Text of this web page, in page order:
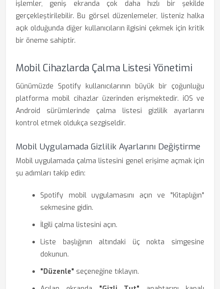
işlemler, geniş ekranda çok daha hızlı bir şekilde
gerçekleştirilebilir. Bu görsel düzenlemeler, listeniz halka
açık olduğunda diğer kullanıcıların ilgisini çekmek için kritik
bir öneme sahiptir.
Mobil Cihazlarda Çalma Listesi Yönetimi
Günümüzde Spotify kullanıcılarının büyük bir çoğunluğu
platforma mobil cihazlar üzerinden erişmektedir. iOS ve
Android sürümlerinde çalma listesi gizlilik ayarlarını
kontrol etmek oldukça sezgiseldir.
Mobil Uygulamada Gizlilik Ayarlarını Değiştirme
Mobil uygulamada çalma listesini genel erişime açmak için
şu adımları takip edin:
Spotify mobil uygulamasını açın ve "Kitaplığın"
sekmesine gidin.
İlgili çalma listesini açın.
Liste başlığının altındaki üç nokta simgesine
dokunun.
"Düzenle" seçeneğine tıklayın.